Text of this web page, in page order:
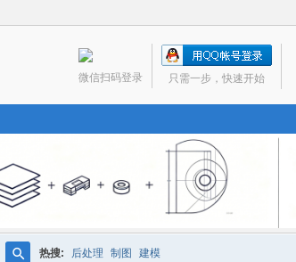
只需一步，快速开始
微信扫码登录
热搜: 后处理 制图 建模